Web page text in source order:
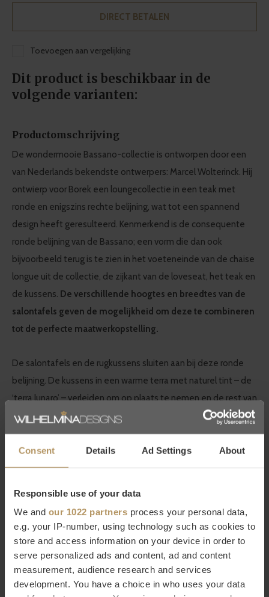
Consent Details Ad Settings About
Responsible use of your data
We and our 1022 partners process your personal data,
e.g. your IP-number, using technology such as cookies to
store and access information on your device in order to
serve personalized ads and content, ad and content
measurement, audience research and services
development. You have a choice in who uses your data
DIRECT BETALEN
Toevoegen aan vergelijking
Dit product is beschikbaar in de
volgende varianten:
Productomschrijving
De wondermooie Bassano-collectie is ontworpen door een
van Nederlands bekendste ontwerpers: Marcel Wolterinck. Hij
ontwierp voor Borek een loungecollectie in een teak met
ronde en enigszins rechte belijning, wat tot een spannend
design heeft geresulteerd. Kenmerkend is de consequente
ronde belijning van de Bassano; een vorm die dan ook
bijvoorbeeld terug is te zien in het voeteneinde van de chaise
longue uit de collectie, de zijkant van de loveseat, het teak en
de kussens. De verschillende hoogtes en breedtes van de
salontafels geven de mogelijkheid om deze te combineren
tot de perfecte maatwerkopstelling.
De salontafels en de rugkussens sluiten aan bij deze ronde
belijning. De kussens in een warme terra met naturel tint – de
‘terra lunaro’ – verleiden om op plaats te nemen en de rest van
het terras en tuin met evenveel allure aan te kleden. Bassano
bestaat uit een hoekmodule, een middenmodule, een
sofamodule, een linker en rechter loveseat-module, een
chaise longue, twee formaten salontafels, twee formaten
Borek outdoor furniture
Het Nederlandse topmerk BOREK staat voor het naar buiten
brengen van een moderne en warme woonsfeer. Dit vind je